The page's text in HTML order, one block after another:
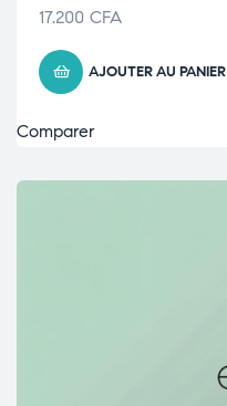
17.200 CFA
AJOUTER AU PANIER
Comparer